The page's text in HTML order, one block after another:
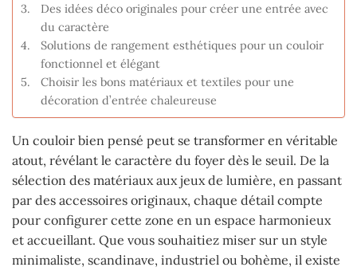
Des idées déco originales pour créer une entrée avec
du caractère
Solutions de rangement esthétiques pour un couloir
fonctionnel et élégant
Choisir les bons matériaux et textiles pour une
décoration d’entrée chaleureuse
Un couloir bien pensé peut se transformer en véritable
atout, révélant le caractère du foyer dès le seuil. De la
sélection des matériaux aux jeux de lumière, en passant
par des accessoires originaux, chaque détail compte
pour configurer cette zone en un espace harmonieux
et accueillant. Que vous souhaitiez miser sur un style
minimaliste, scandinave, industriel ou bohème, il existe